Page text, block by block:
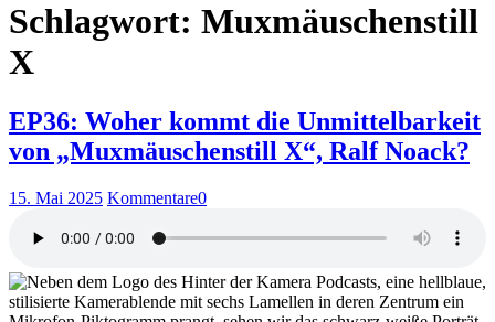
Schlagwort: Muxmäuschenstill
X
EP36: Woher kommt die Unmittelbarkeit
von „Muxmäuschenstill X“, Ralf Noack?
15. Mai 2025 Kommentare0